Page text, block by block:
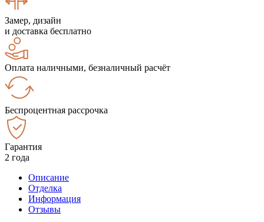
Замер, дизайн
и доставка бесплатно
Оплата наличными, безналичный расчёт
Беспроцентная рассрочка
Гарантия
2 года
Описание
Отделка
Информация
Отзывы